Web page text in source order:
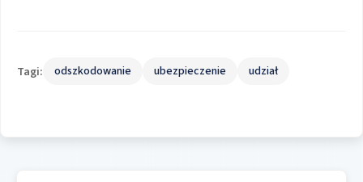
Tagi: odszkodowanie ubezpieczenie udział